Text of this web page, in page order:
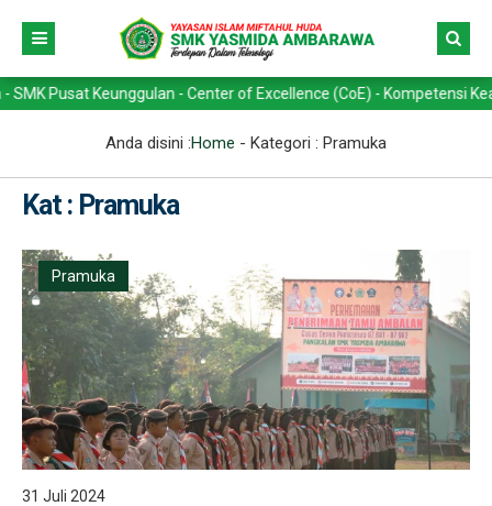
Keunggulan - Center of Excellence (CoE) - Kompetensi
Anda disini :Home - Kategori : Pramuka
Kat : Pramuka
Pramuka
31 Juli 2024